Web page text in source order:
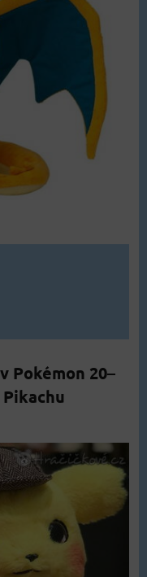
Pokémon 20–